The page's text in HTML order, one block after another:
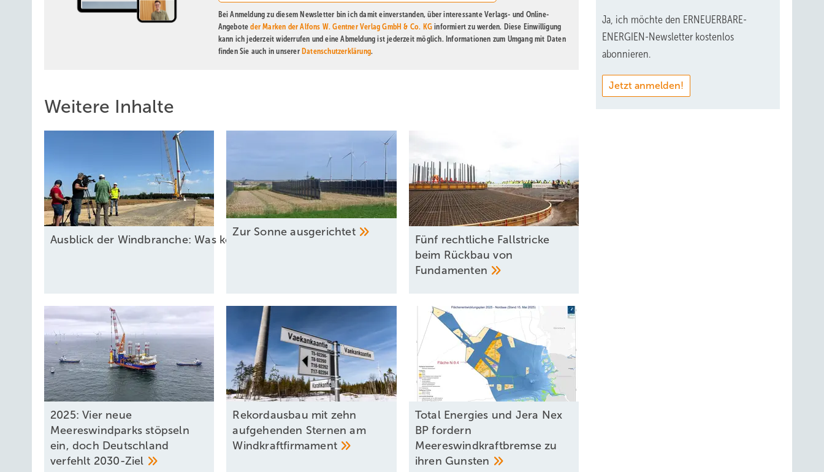
Bei Anmeldung zu diesem Newsletter bin ich damit einverstanden, über interessante Verlags- und Online-
Angeboteder Marken der Alfons W. Gentner Verlag GmbH & Co. KG informiert zu werden. Diese Einwilligung
kann ich jederzeit widerrufen und eine Abmeldung ist jederzeit möglich. Informationen zum Umgang mit Daten
finden Sie auch in unserer Datenschutzerklärung.
Weitere Inhalte
Ausblick der Windbranche: Was kommt 2026?
Zur Sonneausgerichtet
Fünf rechtliche Fallstricke
beim Rückbau von
Fundamenten
2025: Vier neue
Meereswindparks stöpseln
ein, doch Deutschland
verfehlt 2030-Ziel
Rekordausbau mit zehn
aufgehenden Sternen am
Windkraftfirmament
Total Energies und Jera Nex
BP fordern
Meereswindkraftbremse zu
ihren Gunsten
Ja, ich möchte den ERNEUERBARE-
ENERGIEN-Newsletter kostenlos
abonnieren.
Jetzt anmelden!